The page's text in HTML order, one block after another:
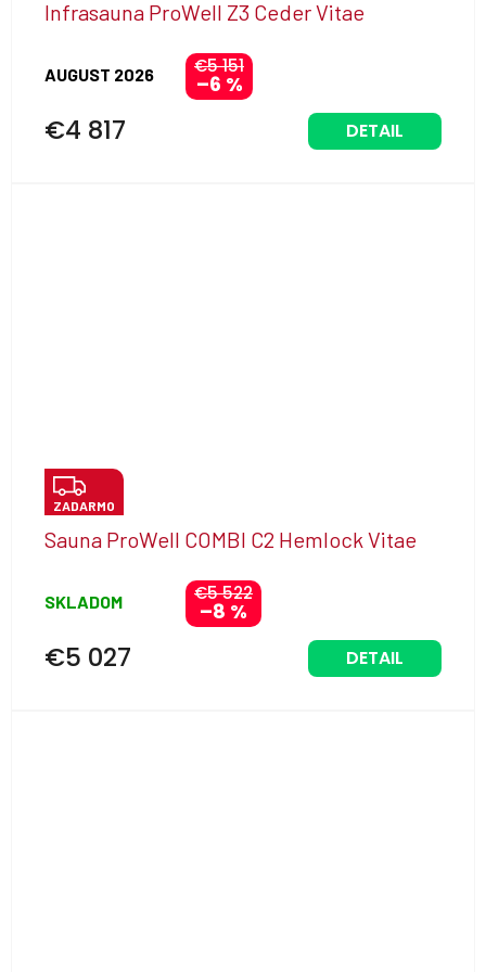
D
R
M
€5 151
–6 %
Infrasauna ProWell Z3 Ceder Vitae
AUGUST 2026
€4 817 DETAIL
Z
A
D
R
M
ZADARMO
€5 522
–8 %
Sauna ProWell COMBI C2 Hemlock Vitae
SKLADOM
€5 027 DETAIL